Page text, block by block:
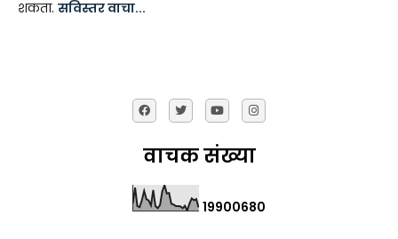
शकता. सविस्तर वाचा...
वाचक संख्या
19900680